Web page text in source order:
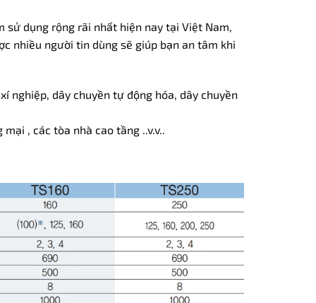
sử dụng rộng rãi nhất hiện nay tại Việt Nam,
nhiều người tin dùng sẽ giúp bạn an tâm khi
nghiệp, dây chuyền tự động hóa, dây chuyền
, các tòa nhà cao tầng ..v.v..